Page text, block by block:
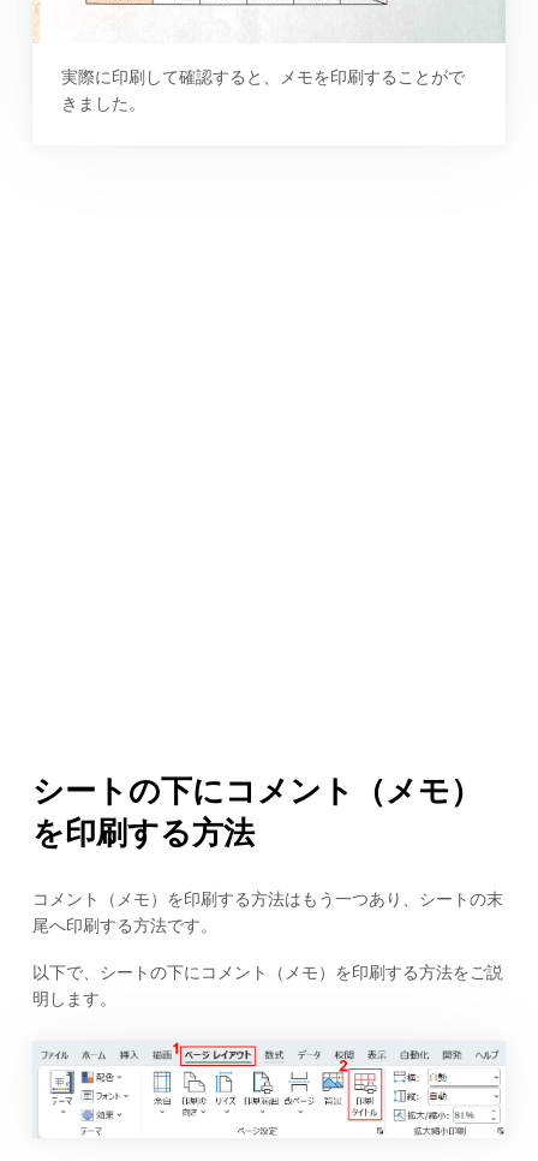
実際に印刷して確認すると、メモを印刷することがで
きました。
シートの下にコメント（メモ）
を印刷する方法
コメント（メモ）を印刷する方法はもう一つあり、シートの末
尾へ印刷する方法です。
以下で、シートの下にコメント（メモ）を印刷する方法をご説
明します。